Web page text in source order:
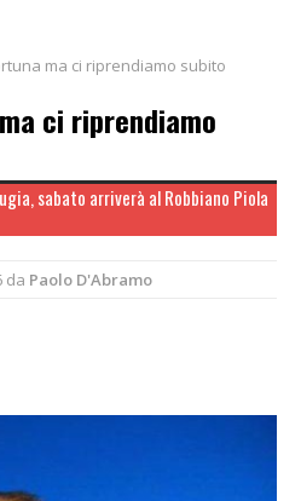
ma ci riprendiamo subito
ci riprendiamo
sabato arriverà al Robbiano Piola
da Paolo D'Abramo